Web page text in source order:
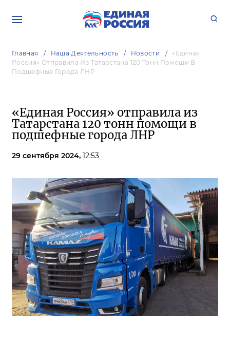
Главная Наша Деятельность Новости
«Единая
Россия» Отправила Из Татарстана 120 Тонн Помощи В
Подшефные Города ЛНР
«Единая Россия» отправила из
Татарстана 120 тонн помощи в
подшефные города ЛНР
29 сентября 2024, 12:53